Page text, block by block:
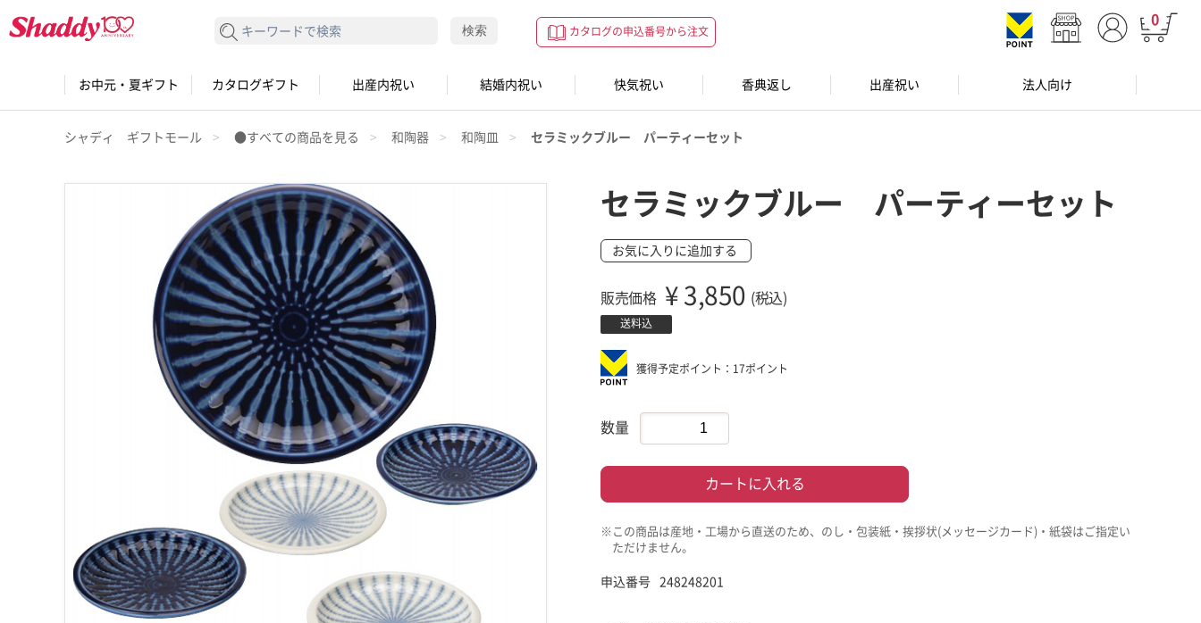
0
カタログの申込番号から注文
検索する 検索
お中元・夏ギフト カタログギフト 出産内祝い 結婚内祝い 快気祝い 香典返し 出産祝い 法人向け
シャディ ギフトモール ●すべての商品を見る 和陶器 和陶皿 セラミックブルー パーティーセット
セラミックブルー パーティーセット
お気に入りに追加する
販売価格 ¥ 3,850 (税込)
送料込
獲得予定ポイント：17ポイント
数量
カートに入れる
※この商品は産地・工場から直送のため、のし・包装紙・挨拶状(メッセージカード)・紙袋はご指定い
ただけません。
申込番号 248248201